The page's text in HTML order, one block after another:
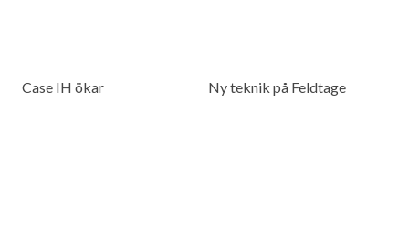
Case IH ökar Ny teknik på Feldtage